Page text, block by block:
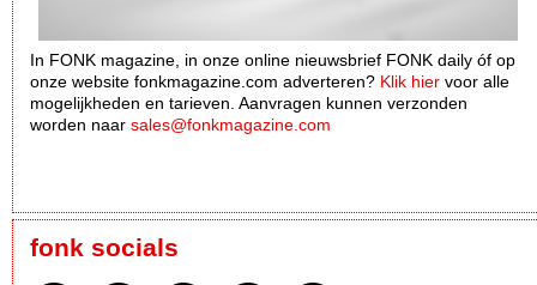
In FONK magazine, in onze online nieuwsbrief FONK daily óf op
onze website fonkmagazine.com adverteren? Klik hier voor alle
mogelijkheden en tarieven. Aanvragen kunnen verzonden
worden naar sales@fonkmagazine.com
fonk socials